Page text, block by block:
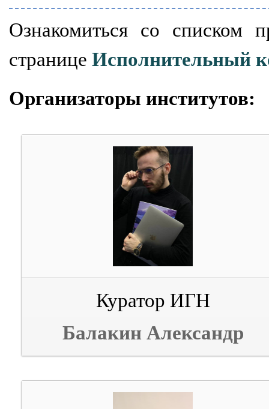
Ознакомиться со списком
странице Исполнительный
Организаторы институтов:
Куратор ИГН
Балакин Александр